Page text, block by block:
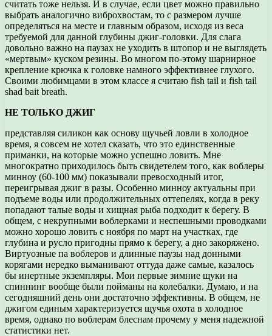
считать тоже нельзя. И в случае, если цвет можно правильно
выбрать аналогично виброхвостам, то с размером лучше
определяться на месте и главным образом, исходя из веса
требуемой для данной глубины джиг-головки. Для слага
довольно важно на паузах не уходить в штопор и не выглядеть
«мертвым» куском резины. Во многом по-этому шарнирное
крепление крючка к головке намного эффективнее глухого.
Своими любимцами в этом классе я считаю fish tail и fish tail
shad bait breath.
НЕ ТОЛЬКО ДЖИГ
представляя силикон как основу щучьей ловли в холодное
время, я совсем не хотел сказать, что это единственные
приманки, на которые можно успешно ловить. Мне
многократно приходилось быть свидетелем того, как воблеры
минноу (60-100 мм) показывали превосходный итог,
переигрывая джиг в разы. Особенно минноу актуальны при
подъеме воды или продолжительных оттепелях, когда в реку
попадают талые воды и хищная рыба подходит к берегу. В
общем, с некрупными воблерками и неспешными проводками
можно хорошо ловить с ноября по март на участках, где
глубина и русло пригодны прямо к берегу, а дно закоряжено.
Виртуозные па воблеров и длинные паузы над донными
корягами нередко выманивают оттуда даже самые, казалось
бы инертные экземпляры. Мои первые зимние щуки на
спиннинг вообще были пойманы на колебалки. Думаю, и на
сегодняшний день они достаточно эффективны. В общем, не
джигом единым характеризуется щучья охота в холодное
время, однако по воблерам блеснам прочему у меня надежной
статистики нет.